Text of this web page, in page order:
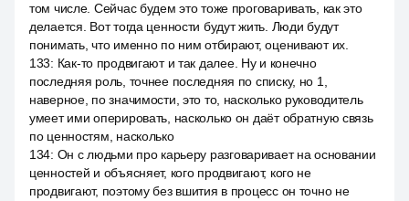
том числе. Сейчас будем это тоже проговаривать, как это
делается. Вот тогда ценности будут жить. Люди будут
понимать, что именно по ним отбирают, оценивают их.
133: Как-то продвигают и так далее. Ну и конечно
последняя роль, точнее последняя по списку, но 1,
наверное, по значимости, это то, насколько руководитель
умеет ими оперировать, насколько он даёт обратную связь
по ценностям, насколько
134: Он с людьми про карьеру разговаривает на основании
ценностей и объясняет, кого продвигают, кого не
продвигают, поэтому без вшития в процесс он точно не